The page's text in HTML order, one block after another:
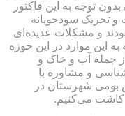
توجه به این فاکتور
تحریک سودجویانه
بودند و مشکلات عدیده‌ای
این موارد در این حوزه
جمله آب و خاک و
و مشاوره با
شهرستان در
کاشت می‌کنیم.